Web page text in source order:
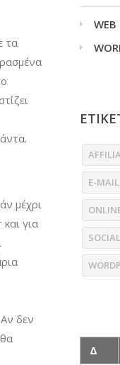
τα
μέχρι
για
δεν
WEB
E-
Δ